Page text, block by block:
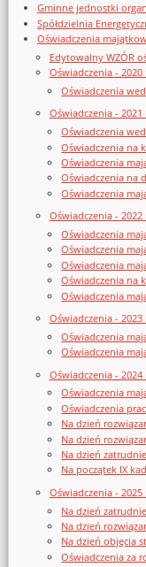
Gminne jednostki
Spółdzielnia
Oświadczenia
Edytowalny WZÓR
Oświadczenia - 2020
Oświadczenia
Oświadczenia - 2021
Oświadczenia
Oświadczenia na
Oświadczenia
Oświadczenia na
Oświadczenia
Oświadczenia - 2022
Oświadczenia
Oświadczenia
Oświadczenia
Oświadczenia na
Oświadczenia
Oświadczenia - 2023
Oświadczenia
Oświadczenia
Oświadczenia - 2024
Oświadczenia
Oświadczenia
Na dzień
Na dzień
Na dzień
Na początek IX
Oświadczenia - 2025
Na dzień
Na dzień
Na dzień objęcia
Oświadczenia za